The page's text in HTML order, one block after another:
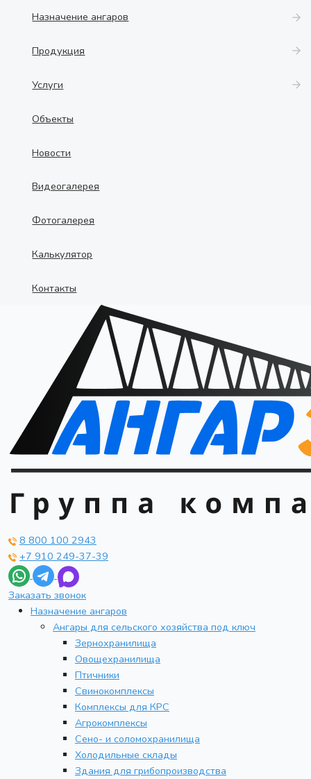
Назначение ангаров
Продукция
Услуги
Объекты
Новости
Видеогалерея
Фотогалерея
Калькулятор
Контакты
8 800 100 2943
+7 910 249-37-39
Заказать звонок
Назначение ангаров
Ангары для сельского хозяйства под ключ
Зернохранилища
Овощехранилища
Птичники
Свинокомплексы
Комплексы для КРС
Агрокомплексы
Сено- и соломохранилища
Холодильные склады
Здания для грибопроизводства